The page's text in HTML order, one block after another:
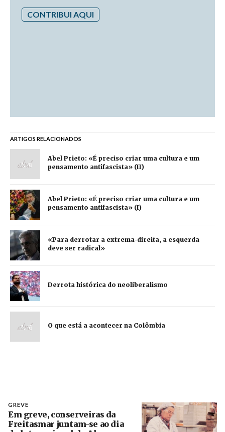
CONTRIBUI AQUI
ARTIGOS RELACIONADOS
Abel Prieto: «É preciso criar uma cultura e um
pensamento antifascista» (II)
Abel Prieto: «É preciso criar uma cultura e um
pensamento antifascista» (I)
«Para derrotar a extrema-direita, a esquerda
deve ser radical»
Derrota histórica do neoliberalismo
O que está a acontecer na Colômbia
GREVE
Em greve, conserveiras da
Freitasmar juntam-se ao dia